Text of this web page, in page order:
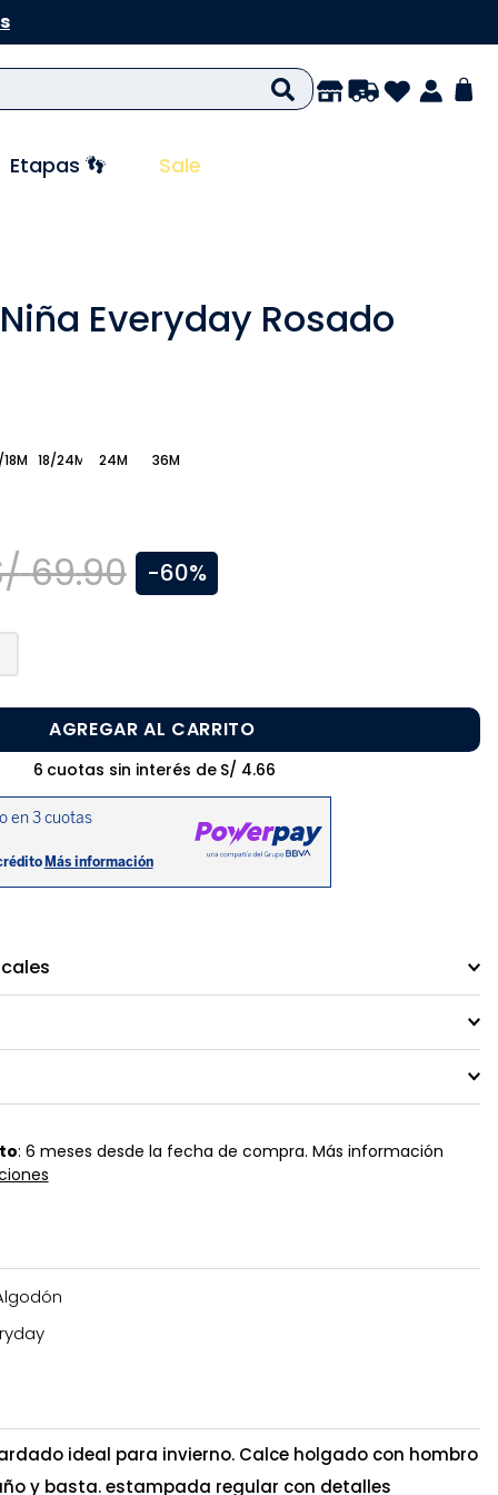
Etapas 👣 Sale
Everyday Rosado
18/24M 24M 36M
69.90 -60%
AGREGAR AL CARRITO
6 cuotas sin interés de S/ 4.66
: 6 meses desde la fecha de compra. Más información
ideal para invierno. Calce holgado con hombro
y basta. estampada regular con detalles